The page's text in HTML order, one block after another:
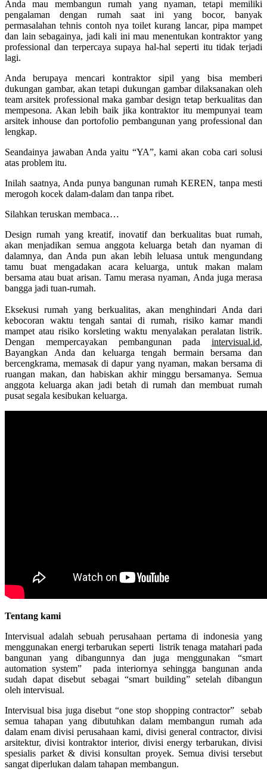
Anda mau membangun rumah yang nyaman, tetapi memiliki
pengalaman dengan rumah saat ini yang bocor, banyak
permasalahan tehnis contoh nya toilet kurang lancar, pipa mampet
dan lain sebagainya, jadi kali ini mau menentukan kontraktor yang
professional dan terpercaya supaya hal-hal seperti itu tidak terjadi
lagi.
Anda berupaya mencari kontraktor sipil yang bisa memberi
dukungan gambar, akan tetapi dukungan gambar dilaksanakan oleh
team arsitek professional maka gambar design tetap berkualitas dan
mempesona. Akan lebih baik jika kontraktor itu mempunyai team
arsitek inhouse dan portofolio pembangunan yang professional dan
lengkap.
Seandainya jawaban Anda yaitu “YA”, kami akan coba cari solusi
atas problem itu.
Inilah saatnya, Anda punya bangunan rumah KEREN, tanpa mesti
merogoh kocek dalam-dalam dan tanpa ribet.
Silahkan teruskan membaca…
Design rumah yang kreatif, inovatif dan berkualitas buat rumah,
akan menjadikan semua anggota keluarga betah dan nyaman di
dalamnya, dan Anda pun akan lebih leluasa untuk mengundang
tamu buat mengadakan acara keluarga, untuk makan malam
bersama atau buat arisan. Tamu merasa nyaman, Anda juga merasa
bangga jadi tuan-rumah.
Eksekusi rumah yang berkualitas, akan menghindari Anda dari
kebocoran waktu tengah santai di rumah, risiko kamar mandi
mampet atau risiko korsleting waktu menyalakan peralatan listrik.
Dengan mempercayakan pembangunan pada intervisual.id,
Bayangkan Anda dan keluarga tengah bermain bersama dan
bercengkrama, memasak di dapur yang nyaman, makan bersama di
ruangan makan, dan habiskan akhir minggu bersamanya. Semua
anggota keluarga akan jadi betah di rumah dan membuat rumah
pusat segala kesibukan keluarga.
Tentang kami
Intervisual adalah sebuah perusahaan pertama di indonesia yang
menggunakan energi terbarukan seperti listrik tenaga matahari pada
bangunan yang dibangunnya dan juga menggunakan “smart
automation system” pada interiornya sehingga bangunan anda
sudah dapat disebut sebagai “smart building” setelah dibangun
oleh intervisual.
Intervisual bisa juga disebut “one stop shopping contractor” sebab
semua tahapan yang dibutuhkan dalam membangun rumah ada
dalam enam divisi perusahaan kami, divisi general contractor, divisi
arsitektur, divisi kontraktor interior, divisi energy terbarukan, divisi
spesialis parket & divisi konsultan proyek. Semua divisi tersebut
sangat diperlukan dalam tahapan membangun.